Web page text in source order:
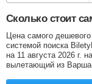
Сколько стоит
Цена самого
системой поиска
на 11 августа 2026 г.
вылетающий из